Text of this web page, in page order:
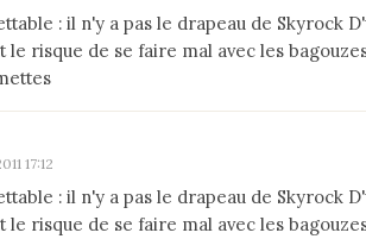
: il n'y a pas le drapeau de Skyrock
le risque de se faire mal avec les
17:12
: il n'y a pas le drapeau de Skyrock
le risque de se faire mal avec les